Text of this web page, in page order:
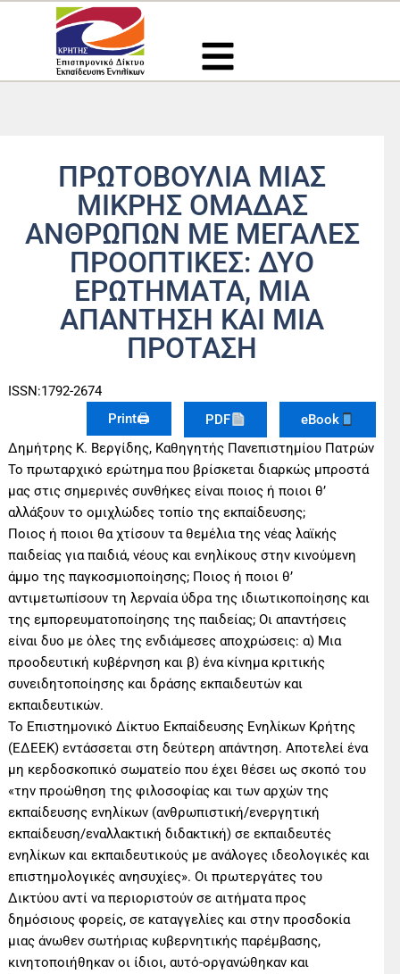
Μετάβαση
περιεχόμενο
ΠΡΩΤΟΒΟΥΛΙΑ ΜΙΑΣ
ΜΙΚΡΗΣ ΟΜΑΔΑΣ
ΑΝΘΡΩΠΩΝ ΜΕ ΜΕΓΑΛΕΣ
ΠΡΟΟΠΤΙΚΕΣ: ΔΥΟ
ΕΡΩΤΗΜΑΤΑ, ΜΙΑ
ΑΠΑΝΤΗΣΗ ΚΑΙ ΜΙΑ
ΠΡΟΤΑΣΗ
ISSN:1792-2674
Print🖨
PDF
eBook
Δημήτρης Κ. Βεργίδης, Καθηγητής Πανεπιστημίου Πατρών
Το πρωταρχικό ερώτημα που βρίσκεται διαρκώς μπροστά
μας στις σημερινές συνθήκες είναι ποιος ή ποιοι θ’
αλλάξουν το ομιχλώδες τοπίο της εκπαίδευσης;
Ποιος ή ποιοι θα χτίσουν τα θεμέλια της νέας λαϊκής
παιδείας για παιδιά, νέους και ενηλίκους στην κινούμενη
άμμο της παγκοσμιοποίησης; Ποιος ή ποιοι θ’
αντιμετωπίσουν τη λερναία ύδρα της ιδιωτικοποίησης και
της εμπορευματοποίησης της παιδείας; Οι απαντήσεις
είναι δυο με όλες της ενδιάμεσες αποχρώσεις: α) Μια
προοδευτική κυβέρνηση και β) ένα κίνημα κριτικής
συνειδητοποίησης και δράσης εκπαιδευτών και
εκπαιδευτικών.
Το Επιστημονικό Δίκτυο Εκπαίδευσης Ενηλίκων Κρήτης
(ΕΔΕΕΚ) εντάσσεται στη δεύτερη απάντηση. Αποτελεί ένα
μη κερδοσκοπικό σωματείο που έχει θέσει ως σκοπό του
«την προώθηση της φιλοσοφίας και των αρχών της
εκπαίδευσης ενηλίκων (ανθρωπιστική/ενεργητική
εκπαίδευση/εναλλακτική διδακτική) σε εκπαιδευτές
ενηλίκων και εκπαιδευτικούς με ανάλογες ιδεολογικές και
επιστημολογικές ανησυχίες». Οι πρωτεργάτες του
Δικτύου αντί να περιοριστούν σε αιτήματα προς
δημόσιους φορείς, σε καταγγελίες και στην προσδοκία
μιας άνωθεν σωτήριας κυβερνητικής παρέμβασης,
κινητοποιήθηκαν οι ίδιοι, αυτό-οργανώθηκαν και